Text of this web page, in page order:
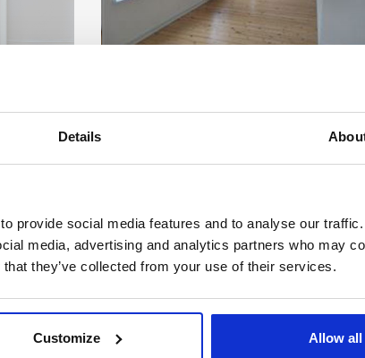
Details
provide social media features and to analyse our
media, advertising and analytics partners who may
they’ve collected from your use of their services.
Customize Allow all
Overtagelse
Straks
Se bolig
70 m 1
Overtagelse
Straks
Leje: 3.900 kr/md Se bolig
5000 Odense C
2 værelses Rækkehus på 85 kvm